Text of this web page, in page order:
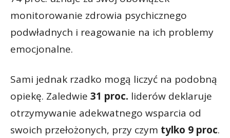
monitorowanie zdrowia psychicznego
podwładnych i reagowanie na ich problemy
emocjonalne.
Sami jednak rzadko mogą liczyć na podobną
opiekę. Zaledwie 31 proc. liderów deklaruje
otrzymywanie adekwatnego wsparcia od
swoich przełożonych, przy czym tylko 9 proc.